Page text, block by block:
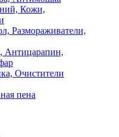
Кожи,
Размораживатели,
Антицарапин,
Очистители
пена